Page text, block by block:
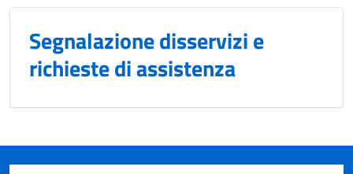
Segnalazione disservizi e
richieste di assistenza